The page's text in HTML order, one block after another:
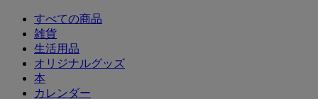
すべての商品
雑貨
生活用品
オリジナルグッズ
本
カレンダー